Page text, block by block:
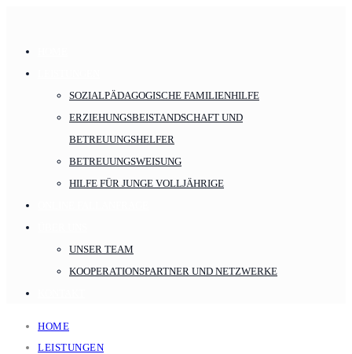
SOZIALPÄDAGOGISCHE FAMILIENHILFE
ERZIEHUNGSBEISTANDSCHAFT UND
BETREUUNGSHELFER
BETREUUNGSWEISUNG
HILFE FÜR JUNGE VOLLJÄHRIGE
UNSER TEAM
KOOPERATIONSPARTNER UND NETZWERKE
HOME
LEISTUNGEN